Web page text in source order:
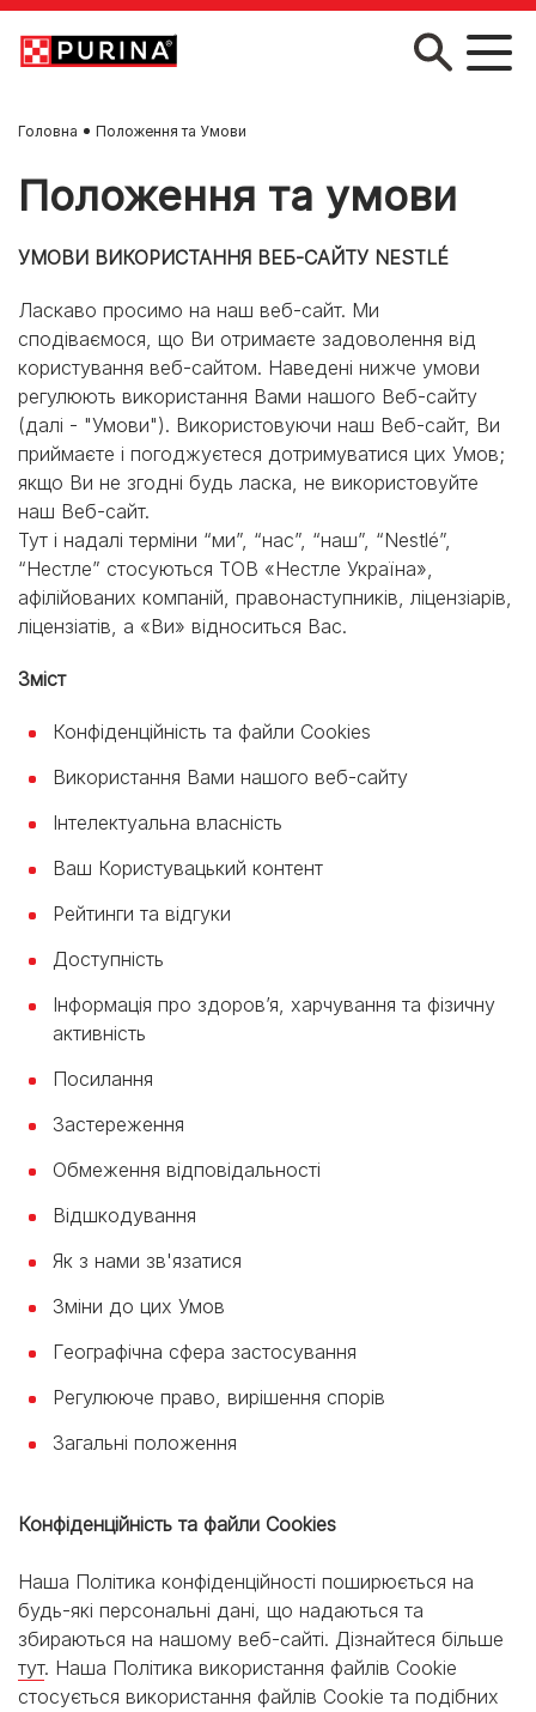
Skip to main content
Головна Положення та Умови
Положення та умови
УМОВИ ВИКОРИСТАННЯ ВЕБ-САЙТУ NESTLÉ
Ласкаво просимо на наш веб-сайт. Ми
сподіваємося, що Ви отримаєте задоволення від
користування веб-сайтом. Наведені нижче умови
регулюють використання Вами нашого Веб-сайту
(далі - "Умови"). Використовуючи наш Веб-сайт, Ви
приймаєте і погоджуєтеся дотримуватися цих Умов;
якщо Ви не згодні будь ласка, не використовуйте
наш Веб-сайт.
Тут і надалі терміни “ми”, “нас”, “наш”, “Nestlé”,
“Нестле” стосуються ТОВ «Нестле Україна»,
афілійованих компаній, правонаступників, ліцензіарів,
ліцензіатів, а «Ви» відноситься Вас.
Зміст
Конфіденційність та файли Сookies
Використання Вами нашого веб-сайту
Інтелектуальна власність
Ваш Користувацький контент
Рейтинги та відгуки
Доступність
Інформація про здоров’я, харчування та фізичну
активність
Посилання
Застереження
Обмеження відповідальності
Відшкодування
Як з нами зв'язатися
Зміни до цих Умов
Географічна сфера застосування
Регулююче право, вирішення спорів
Загальні положення
Конфіденційність та файли Cookies
Наша Політика конфіденційності поширюється на
будь-які персональні дані, що надаються та
збираються на нашому веб-сайті. Дізнайтеся більше
тут. Наша Політика використання файлів Cookie
стосується використання файлів Cookie та подібних